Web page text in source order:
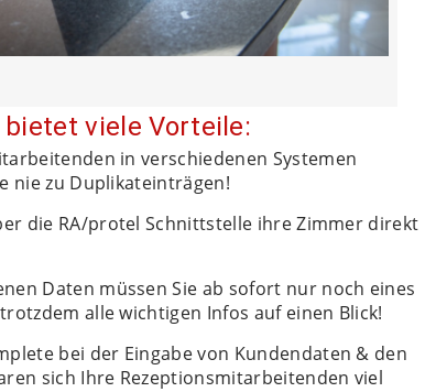
viele Vorteile:
in verschiedenen Systemen
nie zu Duplikateinträgen!
die RA/protel Schnittstelle ihre Zimmer direkt
Daten müssen Sie ab sofort nur noch eines
alle wichtigen Infos auf einen Blick!
bei der Eingabe von Kundendaten & den
sich Ihre Rezeptionsmitarbeitenden viel